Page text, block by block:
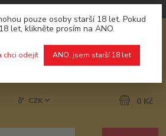
pouze osoby starší 18 let. Pokud
let, klikněte prosím na ANO.
chci odejít ANO, jsem starší 18 let
CZK 0 Kč